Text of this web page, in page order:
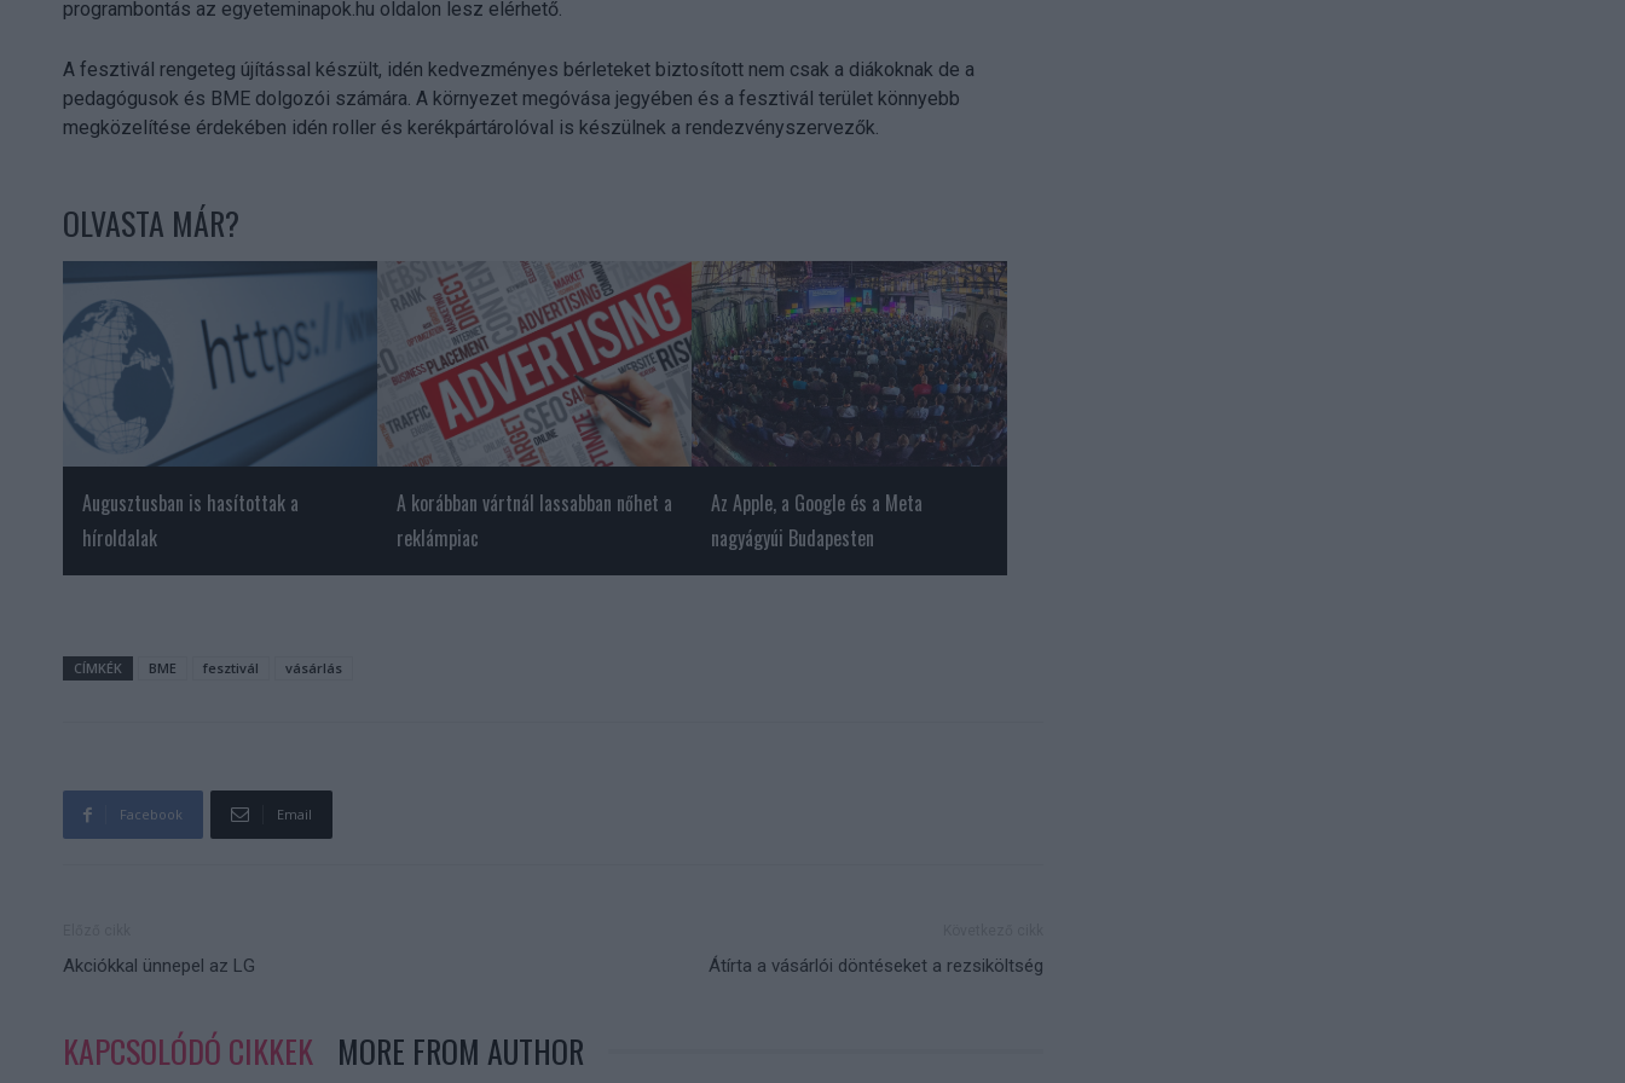
programbontás az egyeteminapok.hu oldalon lesz elérhető.
A fesztivál rengeteg újítással készült, idén kedvezményes bérleteket biztosított nem csak a diákoknak de a
pedagógusok és BME dolgozói számára. A környezet megóvása jegyében és a fesztivál terület könnyebb
megközelítése érdekében idén roller és kerékpártárolóval is készülnek a rendezvényszervezők.
OLVASTA MÁR?
Augusztusban is hasítottak a
híroldalak
A korábban vártnál lassabban nőhet a
reklámpiac
Az Apple, a Google és a Meta
nagyágyúi Budapesten
CÍMKÉK BME fesztivál vásárlás
Facebook Email
Akciókkal ünnepel az LG Átírta a vásárlói döntéseket a rezsiköltség
KAPCSOLÓDÓ CIKKEK MORE FROM AUTHOR